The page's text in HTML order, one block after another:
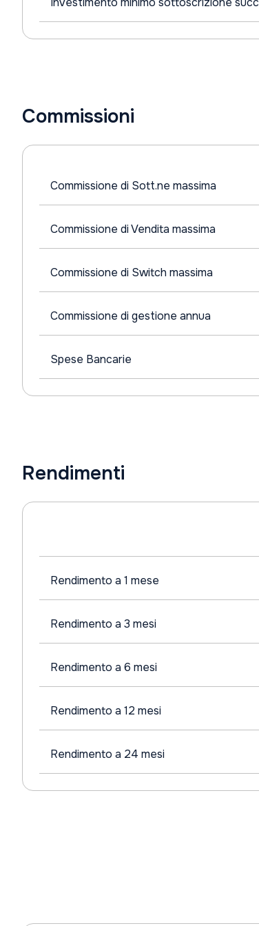
Commissioni
Commissione di Sott.ne massima
Commissione di Vendita massima
Commissione di Switch massima
Commissione di gestione annua
Spese Bancarie
Rendimenti
Rendimento a 1 mese
Rendimento a 3 mesi
Rendimento a 6 mesi
Rendimento a 12 mesi
Rendimento a 24 mesi